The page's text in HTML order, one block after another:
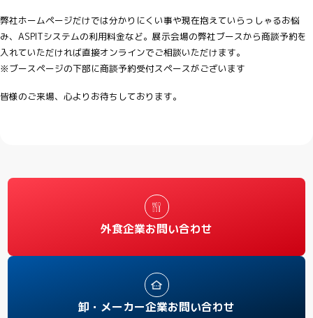
弊社ホームページだけでは分かりにくい事や現在抱えていらっしゃるお悩
み、ASPITシステムの利用料金など。展示会場の弊社ブースから商談予約を
入れていただければ直接オンラインでご相談いただけます。
※ブースページの下部に商談予約受付スペースがございます
皆様のご来場、心よりお待ちしております。
外食企業お問い合わせ
卸・メーカー企業お問い合わせ